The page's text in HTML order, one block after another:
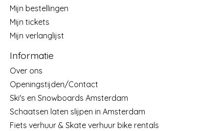
Mijn bestellingen
Mijn tickets
Mijn verlanglijst
Informatie
Over ons
Openingstijden/Contact
Ski's en Snowboards Amsterdam
Schaatsen laten slijpen in Amsterdam
Fiets verhuur & Skate verhuur bike rentals